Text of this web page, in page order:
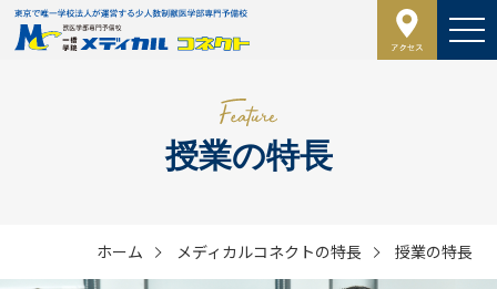
授業の特長
ホーム メディカルコネクトの特長 授業の特長